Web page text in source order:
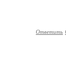
Ответить